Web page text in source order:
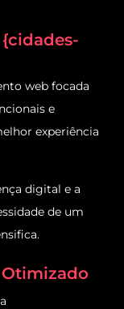
web focada
e
experiência
digital e a
de um